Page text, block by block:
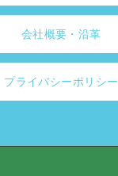
会社概要・沿革
プライバシーポリシー